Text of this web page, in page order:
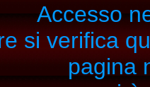
Accesso
si verifica
pagina